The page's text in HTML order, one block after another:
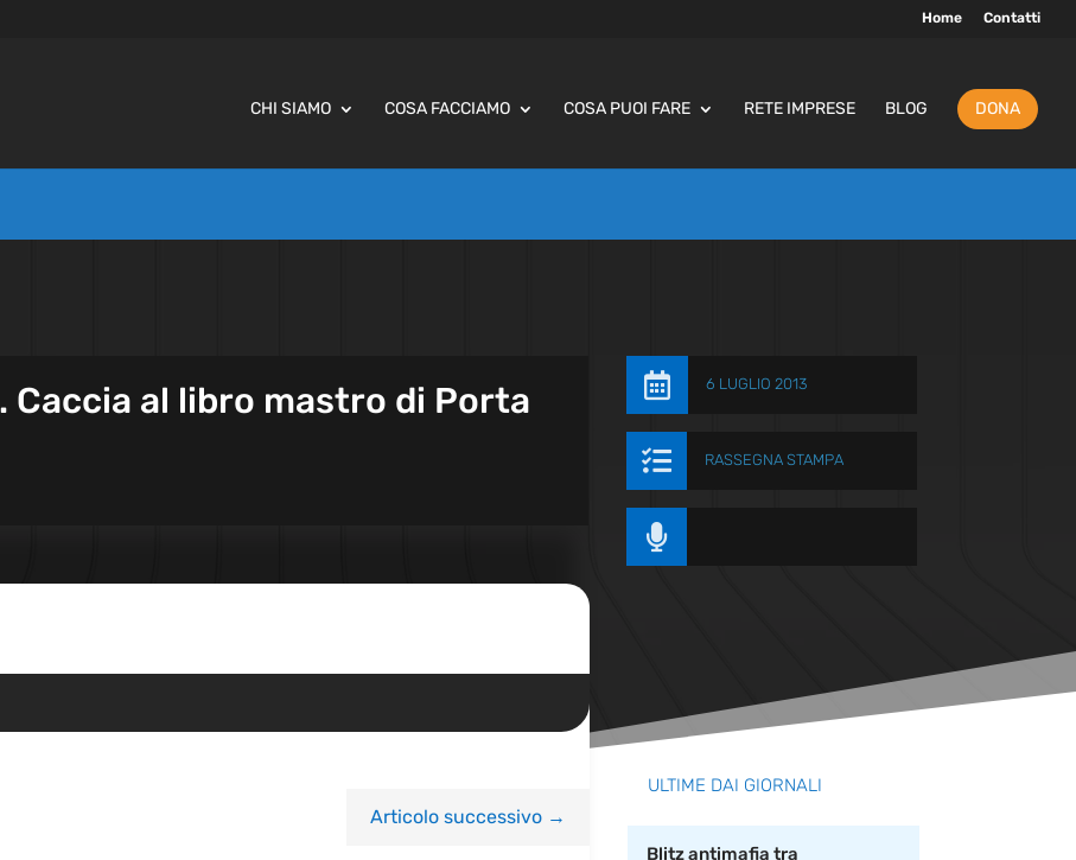
Home Contatti
CHI SIAMO COSA FACCIAMO COSA PUOI FARE RETE IMPRESE BLOG DONA
Caccia al libro mastro di Porta
 6 LUGLIO 2013
 RASSEGNA STAMPA

Articolo successivo→
ULTIME DAI GIORNALI
Blitz antimafia tra